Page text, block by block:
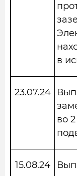
в
23.07.24
во 2
15.08.24